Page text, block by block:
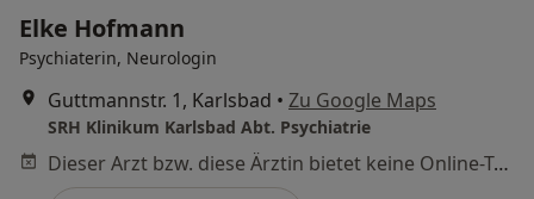
Elke Hofmann
Psychiaterin, Neurologin
Guttmannstr. 1, Karlsbad • Zu Google Maps
SRH Klinikum Karlsbad Abt. Psychiatrie
Dieser Arzt bzw. diese Ärztin bietet keine Online-Terminbuchung an diesem Standort an.